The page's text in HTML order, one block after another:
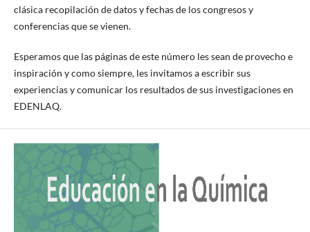
clásica recopilación de datos y fechas de los congresos y
conferencias que se vienen.
Esperamos que las páginas de este número les sean de provecho e
inspiración y como siempre, les invitamos a escribir sus
experiencias y comunicar los resultados de sus investigaciones en
EDENLAQ.